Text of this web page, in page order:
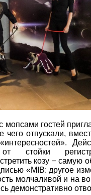
мопсами гостей
чего отпускали,
стойки
козу − самую
«MIB: другое
молчаливой и на
демонстративно